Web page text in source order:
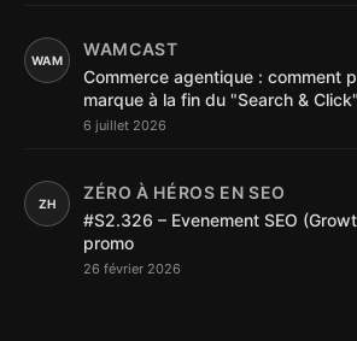
WAM
WAMCAST
Commerce agentique : comment
marque à la fin du "Search &
6 juillet 2026
ZH
ZÉRO À HÉROS EN SEO
#S2.326 – Evenement SEO
promo
26 février 2026